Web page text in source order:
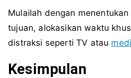
Mulailah dengan
tujuan, alokasikan waktu
distraksi seperti TV atau
Kesimpulan